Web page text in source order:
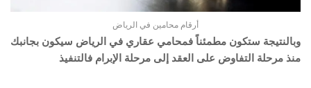
أرقام محامين في الرياض
وبالنتيجة ستكون مطمئناً فمحامي عقاري في الرياض سيكون بجانبك
منذ مرحلة التفاوض على العقد إلى مرحلة الإبرام فالتنفيذ